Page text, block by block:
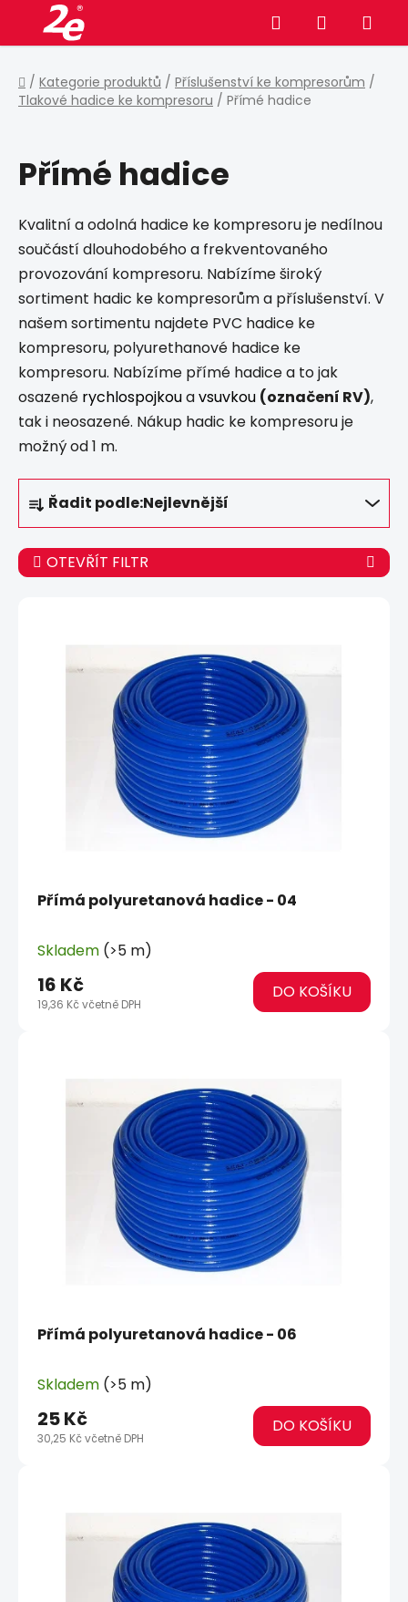
obsah
Hledat NÁKUPNÍ
KOŠÍK
Domů
/ Kategorie produktů / Příslušenství ke kompresorům /
Tlakové hadice ke kompresoru / Přímé hadice
Přímé hadice
Kvalitní a odolná hadice ke kompresoru je nedílnou
součástí dlouhodobého a frekventovaného
provozování kompresoru. Nabízíme široký
sortiment hadic ke kompresorům a příslušenství. V
našem sortimentu najdete PVC hadice ke
kompresoru, polyurethanové hadice ke
kompresoru. Nabízíme přímé hadice a to jak
osazené rychlospojkouavsuvkou (označení RV),
tak i neosazené. Nákup hadic ke kompresoru je
možný od 1 m.
Ř
a
z
e
n
Řadit podle:Nejlevnější
OTEVŘÍT FILTR
Přímá polyuretanová hadice - 04
Skladem (>5 m)
19,36 Kč včetně DPH
16 Kč DO KOŠÍKU
Přímá polyuretanová hadice - 06
Skladem (>5 m)
30,25 Kč včetně DPH
25 Kč DO KOŠÍKU